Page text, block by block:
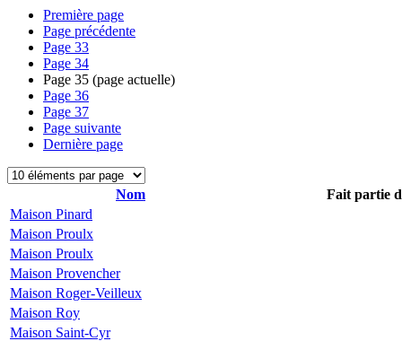
Première page
Page précédente
Page 33
Page 34
Page 35 (page actuelle)
Page 36
Page 37
Page suivante
Dernière page
Nom
Fait partie
Maison Pinard
Maison Proulx
Maison Proulx
Maison Provencher
Maison Roger-Veilleux
Maison Roy
Maison Saint-Cyr